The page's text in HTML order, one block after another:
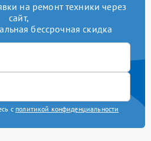
на ремонт техники через
сайт,
бессрочная скидка
с политикой конфиденциальности